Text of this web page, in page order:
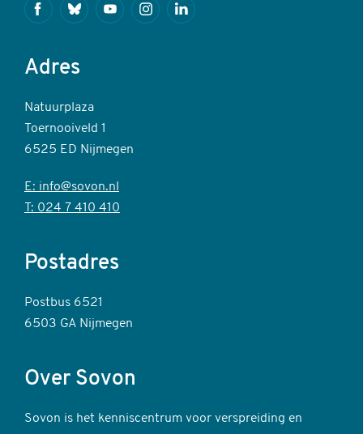
FacebookBlueskyYoutubeInstagramLinkedin
Adres
Natuurplaza
Toernooiveld 1
6525 ED Nijmegen
E: info@sovon.nl
T: 024 7 410 410
Postadres
Postbus 6521
6503 GA Nijmegen
Over Sovon
Sovon is het kenniscentrum voor verspreiding en